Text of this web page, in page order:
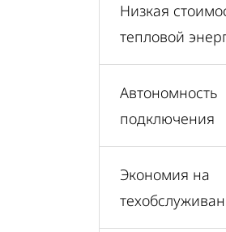
Hизкая
тепловой
Автономность
подключения
Экономия на